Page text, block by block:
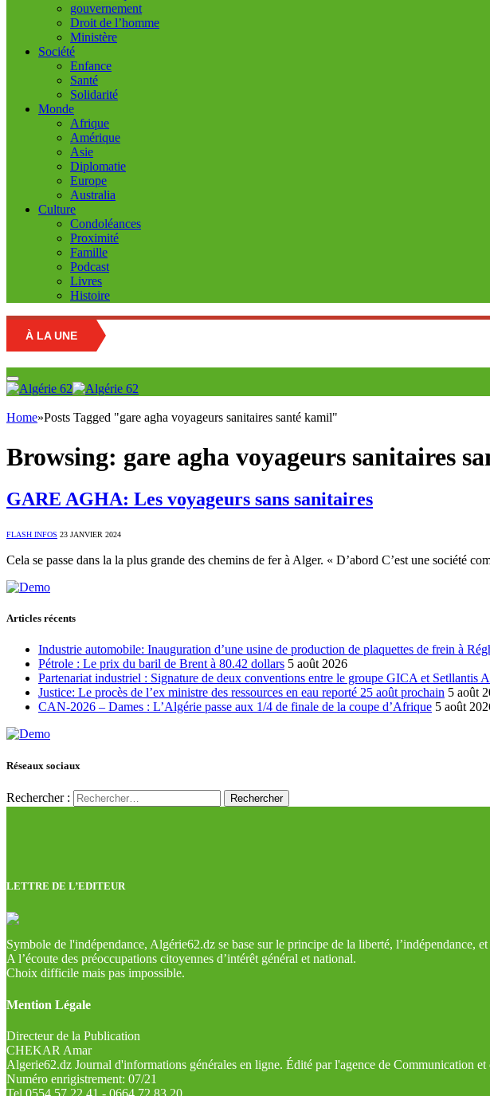
gouvernement
Droit de l’homme
Ministère
Société
Enfance
Santé
Solidarité
Monde
Afrique
Amérique
Asie
Diplomatie
Europe
Australia
Culture
Condoléances
Proximité
Famille
Podcast
Livres
Histoire
À LA UNE
Home»Posts Tagged "gare agha voyageurs sanitaires santé kamil"
Browsing: gare agha voyageurs sanitaires
GARE AGHA: Les voyageurs sans sanitaires
FLASH INFOS 23 JANVIER 2024
Cela se passe dans la la plus grande des chemins de fer à Alger. « D’abord C’est une société
Articles récents
Industrie automobile: Inauguration d’une usine de production de plaquettes de frein à
Pétrole : Le prix du baril de Brent à 80.42 dollars 5 août 2026
Partenariat industriel : Signature de deux conventions entre le groupe GICA et Setllantis
Justice: Le procès de l’ex ministre des ressources en eau reporté 25 août prochain 5 août
CAN-2026 – Dames : L’Algérie passe aux 1/4 de finale de la coupe d’Afrique 5 août
Réseaux sociaux
Rechercher :
LETTRE DE L’EDITEUR
Symbole de l'indépendance, Algérie62.dz se base sur le principe de la liberté, l’indépendance, et
A l’écoute des préoccupations citoyennes d’intérêt général et national.
Choix difficile mais pas impossible.
Mention Légale
Directeur de la Publication
CHEKAR Amar
Algerie62.dz Journal d'informations générales en ligne. Édité par l'agence de Communication
Numéro enrigistrement: 07/21
Tel 0554 57 22 41 - 0664 72 83 20